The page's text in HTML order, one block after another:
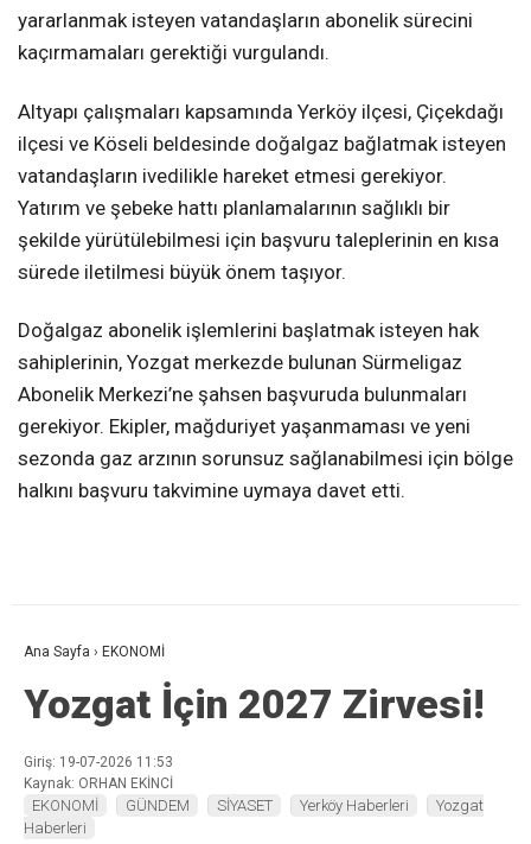
yararlanmak isteyen vatandaşların abonelik sürecini
kaçırmamaları gerektiği vurgulandı.
Altyapı çalışmaları kapsamında Yerköy ilçesi, Çiçekdağı
ilçesi ve Köseli beldesinde doğalgaz bağlatmak isteyen
vatandaşların ivedilikle hareket etmesi gerekiyor.
Yatırım ve şebeke hattı planlamalarının sağlıklı bir
şekilde yürütülebilmesi için başvuru taleplerinin en kısa
sürede iletilmesi büyük önem taşıyor.
Doğalgaz abonelik işlemlerini başlatmak isteyen hak
sahiplerinin, Yozgat merkezde bulunan Sürmeligaz
Abonelik Merkezi’ne şahsen başvuruda bulunmaları
gerekiyor. Ekipler, mağduriyet yaşanmaması ve yeni
sezonda gaz arzının sorunsuz sağlanabilmesi için bölge
halkını başvuru takvimine uymaya davet etti.
Ana Sayfa › EKONOMİ
Yozgat İçin 2027 Zirvesi!
Giriş: 19-07-2026 11:53
Kaynak: ORHAN EKİNCİ
EKONOMİ GÜNDEM SİYASET Yerköy Haberleri
Yozgat
Haberleri